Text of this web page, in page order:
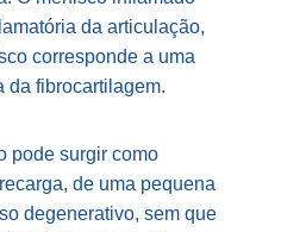
da articulação,
corresponde a uma
da fibrocartilagem.
pode surgir como
de uma pequena
degenerativo, sem que